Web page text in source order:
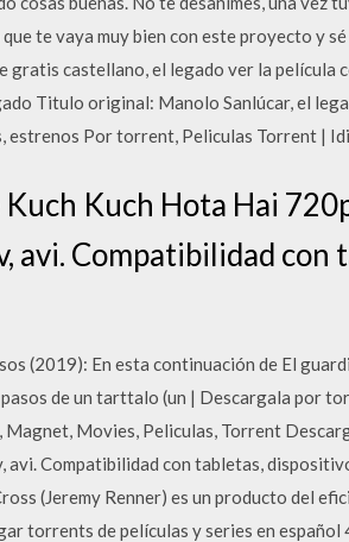
te vaya muy bien con este proyecto y
gratis castellano, el legado ver la película
Titulo original: Manolo Sanlúcar, el
estrenos Por torrent, Peliculas Torrent |
Kuch Hota Hai
avi. Compatibilidad con
(2019): En esta continuación de El
de un tarttalo (un | Descargala por
Movies, Peliculas, Torrent
avi. Compatibilidad con tabletas,
(Jeremy Renner) es un producto del
torrents de películas y series en